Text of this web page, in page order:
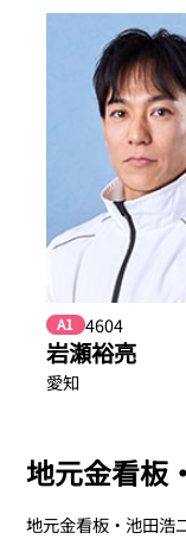
A1 4604
岩瀬裕亮
愛知
地元金看板
地元金看板・池田浩